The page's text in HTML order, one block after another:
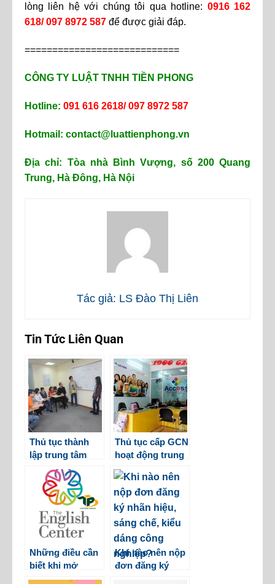
lòng liên hệ với chúng tôi qua hotline: 0916 162
618/ 097 8972 587 để được giải đáp.
============================
CÔNG TY LUẬT TNHH TIỀN PHONG
Hotline: 091 616 2618/ 097 8972 587
Hotmail: contact@luattienphong.vn
Địa chỉ: Tòa nhà Bình Vượng, số 200 Quang
Trung, Hà Đông, Hà Nội
Tác giả: LS Đào Thị Liên
Tin Tức Liên Quan
Thủ tục thành
lập trung tâm
ngoại ngữ theo
quy định mới
nhất
Thủ tục cấp GCN
hoạt động trung
tâm ngoại ngữ,
tin học
Những điều cần
biết khi mở
trung tâm dạy
Khi nào nên nộp
đơn đăng ký